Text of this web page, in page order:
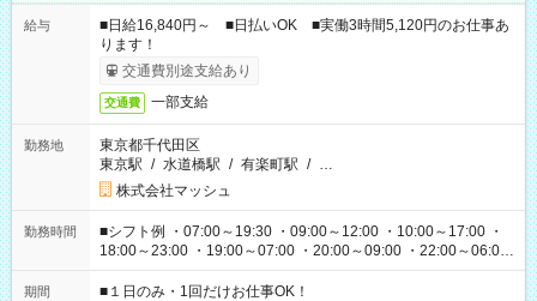
給与
■日給16,840円～ ■日払いOK ■実働3時間5,120円のお仕事あ
ります！
交通費別途支給あり
交通費 一部支給
勤務地
東京都千代田区
東京駅 / 水道橋駅 / 有楽町駅 / …
株式会社マッシュ
勤務時間
■シフト例 ・07:00～19:30 ・09:00～12:00 ・10:00～17:00 ・
18:00～23:00 ・19:00～07:00 ・20:00～09:00 ・22:00～06:00
etc ★最短で3時間で5,120円のお仕事から 15時間で2万円近く稼
げるお仕事も！ ご希望のお時間に合わせてご紹介！ ※シフトは
期間 ■１日のみ・1回だけお仕事OK！